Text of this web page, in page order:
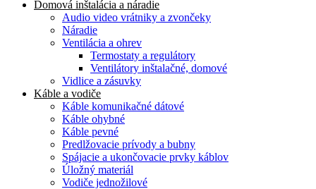
Domová inštalácia a náradie
Audio video vrátniky a zvončeky
Náradie
Ventilácia a ohrev
Termostaty a regulátory
Ventilátory inštalačné, domové
Vidlice a zásuvky
Káble a vodiče
Káble komunikačné dátové
Káble ohybné
Káble pevné
Predlžovacie prívody a bubny
Spájacie a ukončovacie prvky káblov
Úložný materiál
Vodiče jednožilové